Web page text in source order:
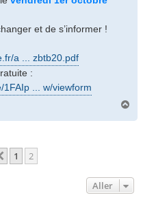
et de s’informer !
a ... zbtb20.pdf
:
... w/viewform
Précédent
1 2
Aller